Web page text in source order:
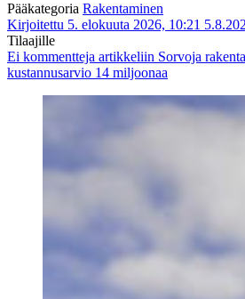
Pääkategoria Rakentaminen
Kirjoitettu 5. elokuuta 2026, 10:21
Tilaajille
Ei kommentteja artikkeliin Sorvoja
kustannusarvio 14 miljoonaa